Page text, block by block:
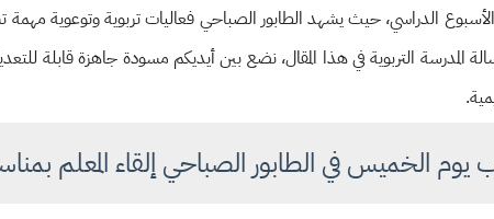
الدراسي، حيث يشهد الطابور الصباحي فعاليات تربوية وتوعوية مهمة
المدرسة التربوية في هذا المقال، نضع بين أيديكم مسودة جاهزة قابلة
الخميس في الطابور الصباحي إلقاء المعلم